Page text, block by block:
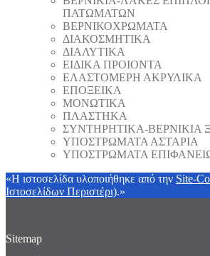
ΠΑΤΩΜΑΤΩΝ
ΒΕΡΝΙΚΟΧΡΩΜΑΤΑ
ΔΙΑΚΟΣΜΗΤΙΚΑ
ΔΙΑΛΥΤΙΚΑ
ΕΙΔΙΚΑ ΠΡΟΙΟΝΤΑ
ΕΛΑΣΤΟΜΕΡΗ ΑΚΡΥΛΙΚΑ
ΕΠΟΞΕΙΚΑ
ΜΟΝΩΤΙΚΑ
ΠΛΑΣΤΗΚΑ
ΣΥΝΤΗΡΗΤΙΚΑ-ΒΕΡΝΙΚΙΑ
ΥΠΟΣΤΡΩΜΑΤΑ ΑΣΤΑΡΙΑ
ΥΠΟΣΤΡΩΜΑΤΑ
«Η ιστοσελίδα υλοποιήθηκε από την Site-
Ιστοσελίδων Περιστέρι).»
Sitemap